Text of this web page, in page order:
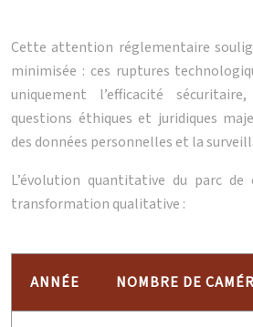
Cette attention réglementaire
minimisée : ces ruptures
uniquement l’efficacité
questions éthiques et juridiques
des données personnelles et la
L’évolution quantitative du parc
transformation qualitative :
ANNÉE NOMBRE DE